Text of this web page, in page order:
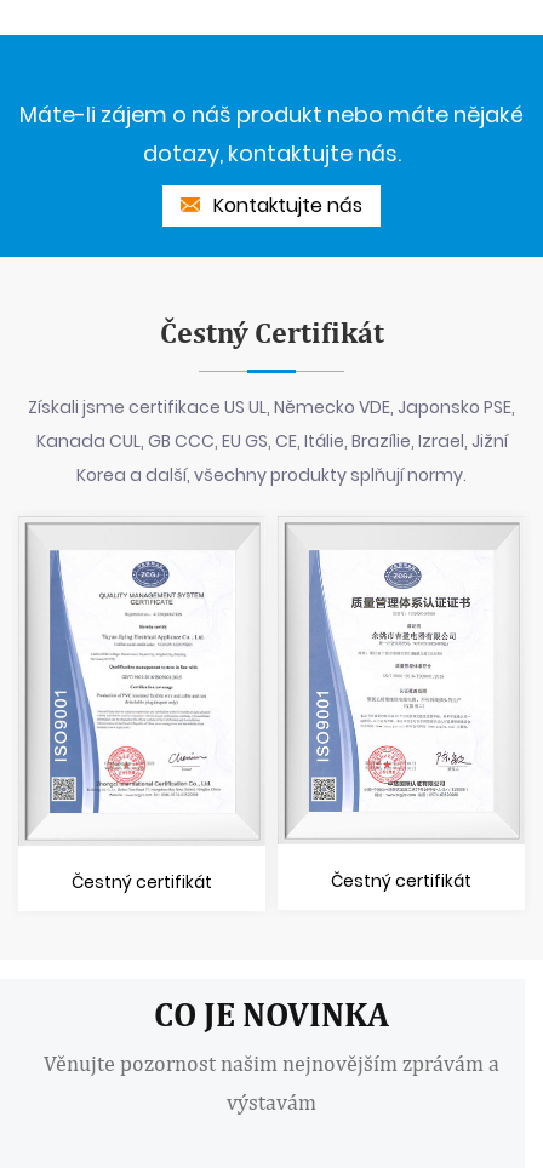
Máte-li zájem o náš produkt nebo máte nějaké
dotazy, kontaktujte nás.
Kontaktujte nás
Čestný Certifikát
Získali jsme certifikace US UL, Německo VDE, Japonsko PSE,
Kanada CUL, GB CCC, EU GS, CE, Itálie, Brazílie, Izrael, Jižní
Korea a další, všechny produkty splňují normy.
Čestný certifikát Čestný certifikát
CO JE NOVINKA
Věnujte pozornost našim nejnovějším zprávám a
výstavám